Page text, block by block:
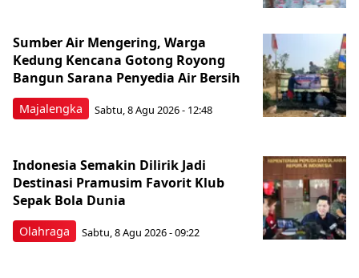
Majalengka
Sumber Air Mengering, Warga
Kedung Kencana Gotong Royong
Bangun Sarana Penyedia Air Bersih
Sabtu, 8 Agu 2026 - 12:48
Olahraga
Indonesia Semakin Dilirik Jadi
Destinasi Pramusim Favorit Klub
Sepak Bola Dunia
Sabtu, 8 Agu 2026 - 09:22